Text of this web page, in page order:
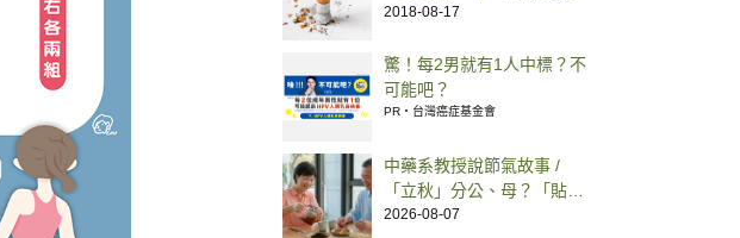
有什麼變化
2018-08-17
驚！每2男就有1人中標？不
可能吧？
PR・台灣癌症基金會
中藥系教授說節氣故事 /
「立秋」分公、母？「貼秋
膘」用食補恢復體力、喝紅
2026-08-07